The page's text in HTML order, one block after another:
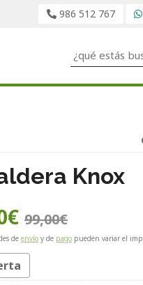
986 512 767
Knox
€ 99,00€
de envío y de pago pueden variar el